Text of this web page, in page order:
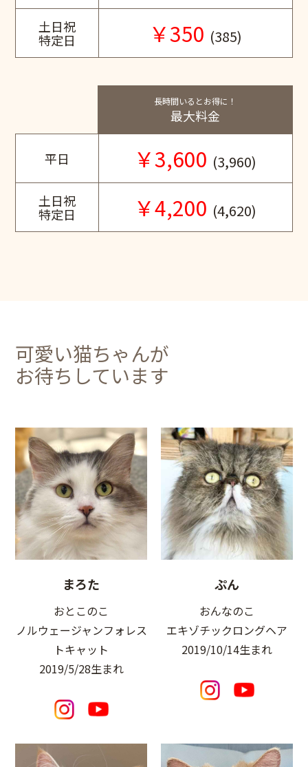
土日祝
特定日 ￥350 (385)
長時間いるとお得に！
最大料金
平日 ￥3,600 (3,960)
土日祝
特定日 ￥4,200 (4,620)
可愛い猫ちゃんが
お待ちしています
まろた
おとこのこ
ノルウェージャンフォレス
トキャット
2019/5/28生まれ
ぷん
おんなのこ
エキゾチックロングヘア
2019/10/14生まれ